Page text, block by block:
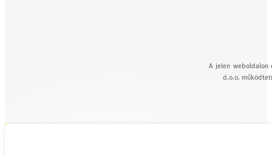
A jelen weboldalon
d.o.o.